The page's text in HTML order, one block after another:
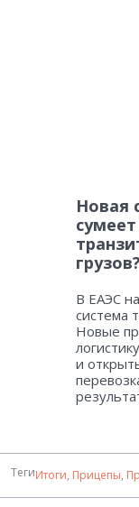
Новая
В ЕАЭС
система
Новые
и
ТегиИтоги, Прицепы,